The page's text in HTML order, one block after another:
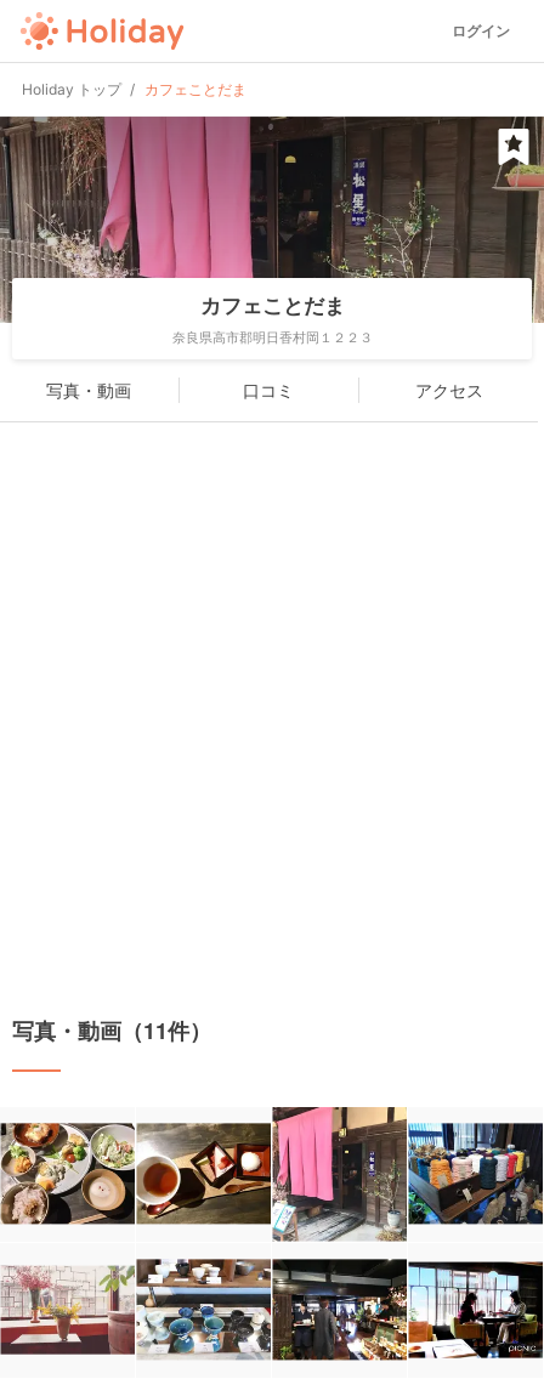
ログイン
Holiday トップ カフェことだま
カフェことだま
奈良県高市郡明日香村岡１２２３
写真・動画 口コミ アクセス
写真・動画（11件）